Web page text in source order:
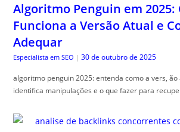
Algoritmo Penguin em 2025:
Funciona a Versão Atual e
Adequar
Especialista em SEO | 30 de outubro de 2025
algoritmo penguin 2025: entenda como a vers, ão
identifica manipulações e o que fazer para